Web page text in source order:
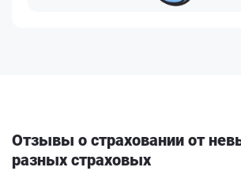
Отзывы о страховании от
разных страховых